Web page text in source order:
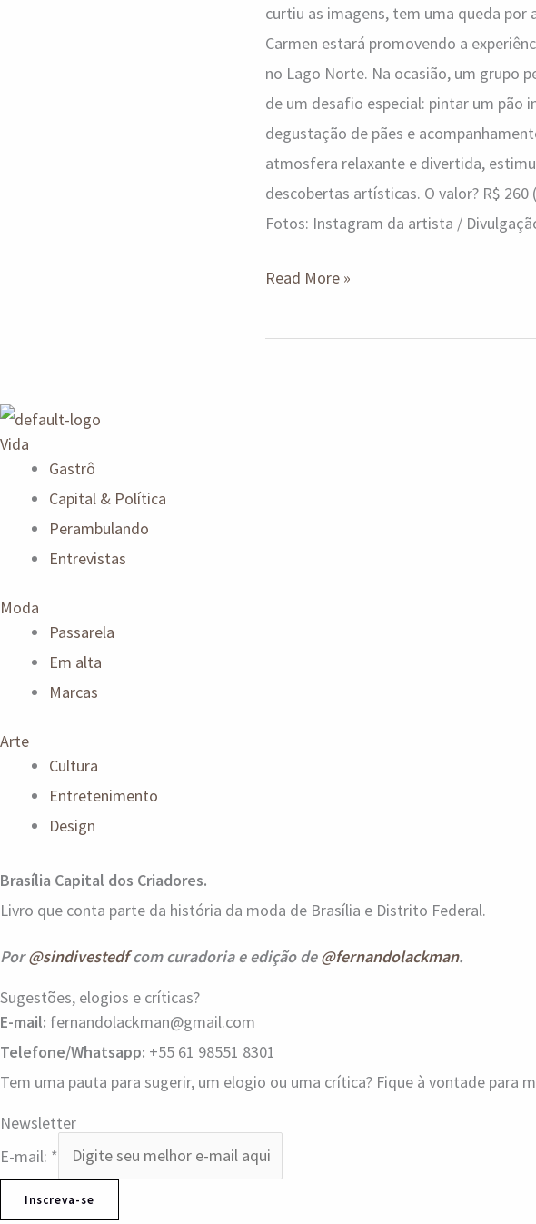
curtiu as imagens, tem uma queda por
Carmen estará promovendo a
no Lago Norte. Na ocasião, um grupo
de um desafio especial: pintar um pão
degustação de pães e
atmosfera relaxante e divertida,
descobertas artísticas. O valor? R$
Fotos: Instagram da artista /
Read More »
Vida
Gastrô
Capital & Política
Perambulando
Entrevistas
Moda
Passarela
Em alta
Marcas
Arte
Cultura
Entretenimento
Design
Brasília Capital dos Criadores.
Livro que conta parte da história da moda de Brasília e Distrito Federal.
Por@sindivestedfcom curadoria e edição de@fernandolackman.
Sugestões, elogios e críticas?
E-mail: fernandolackman@gmail.com
Telefone/Whatsapp: +55 61 98551 8301
Tem uma pauta para sugerir, um elogio ou uma crítica? Fique à vontade para
Newsletter
E-mail: *
Inscreva-se